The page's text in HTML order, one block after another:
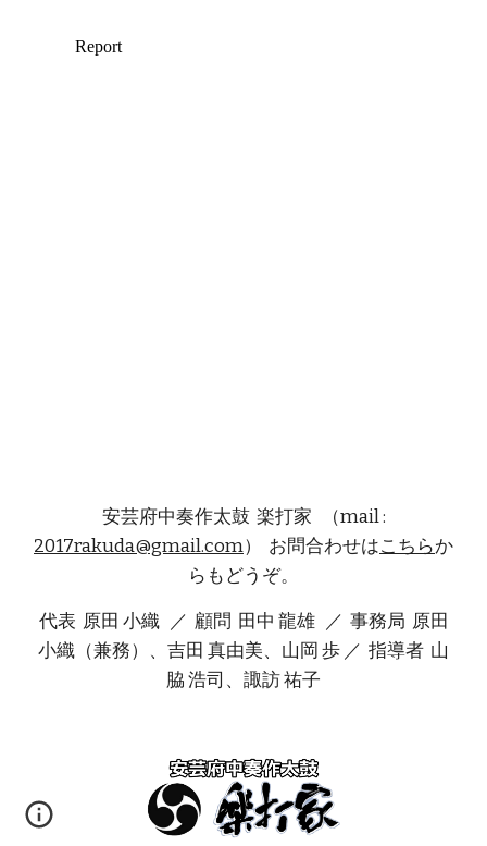
安芸府中奏作太鼓 楽打家 （mail :
2017rakuda@gmail.com） お問合わせはこちらか
らもどうぞ。
代表 原田 小織 ／ 顧問 田中 龍雄 ／ 事務局 原田
小織（兼務）、吉田 真由美、山岡 歩 ／ 指導者 山
脇 浩司、諏訪 祐子